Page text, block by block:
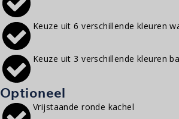
Keuze uit 6 verschillende kleuren
Keuze uit 3 verschillende kleuren
Optioneel
Vrijstaande ronde kachel